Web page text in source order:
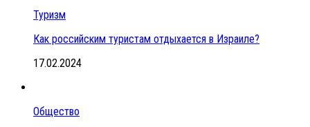
Туризм
Как российским туристам отдыхается в Израиле?
17.02.2024
Общество